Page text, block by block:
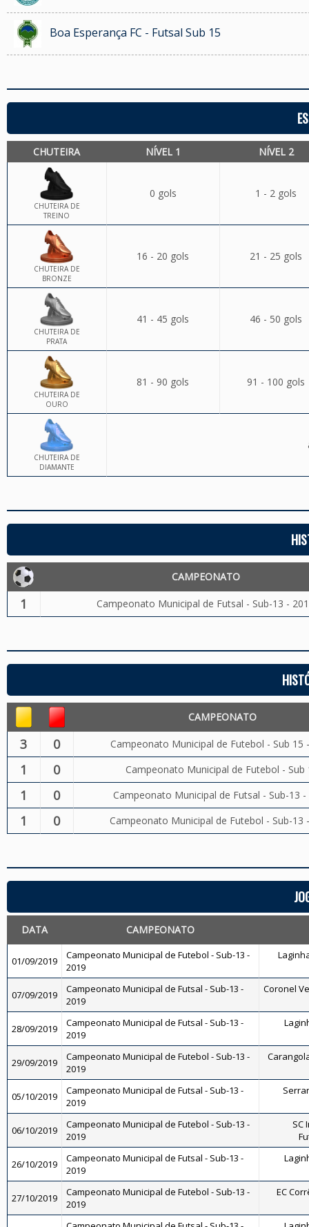
Boa Esperança FC - Futsal Sub 15
CHUTEIRA NÍVEL 1 NÍVEL 2
CHUTEIRA DE
TREINO
0 gols 1 - 2 gols
CHUTEIRA DE
BRONZE
16 - 20 gols 21 - 25 gols
CHUTEIRA DE
PRATA
41 - 45 gols 46 - 50 gols
CHUTEIRA DE
OURO
81 - 90 gols 91 - 100 gols
CHUTEIRA DE
DIAMANTE
CAMPEONATO
1 Campeonato Municipal de Futsal - Sub-13 -
CAMPEONATO
3 0 Campeonato Municipal de Futebol - Sub 15
1 0 Campeonato Municipal de Futebol - Sub
1 0 Campeonato Municipal de Futsal - Sub-13 -
1 0 Campeonato Municipal de Futebol - Sub-13
DATA CAMPEONATO
01/09/2019
Campeonato Municipal de Futebol - Sub-13 -
2019
07/09/2019
Campeonato Municipal de Futsal - Sub-13 -
2019
Coronel
28/09/2019
Campeonato Municipal de Futsal - Sub-13 -
2019
29/09/2019
Campeonato Municipal de Futebol - Sub-13 -
2019
05/10/2019
Campeonato Municipal de Futsal - Sub-13 -
2019
06/10/2019
Campeonato Municipal de Futebol - Sub-13 -
2019
SC
26/10/2019
Campeonato Municipal de Futsal - Sub-13 -
2019
27/10/2019
Campeonato Municipal de Futebol - Sub-13 -
2019
EC